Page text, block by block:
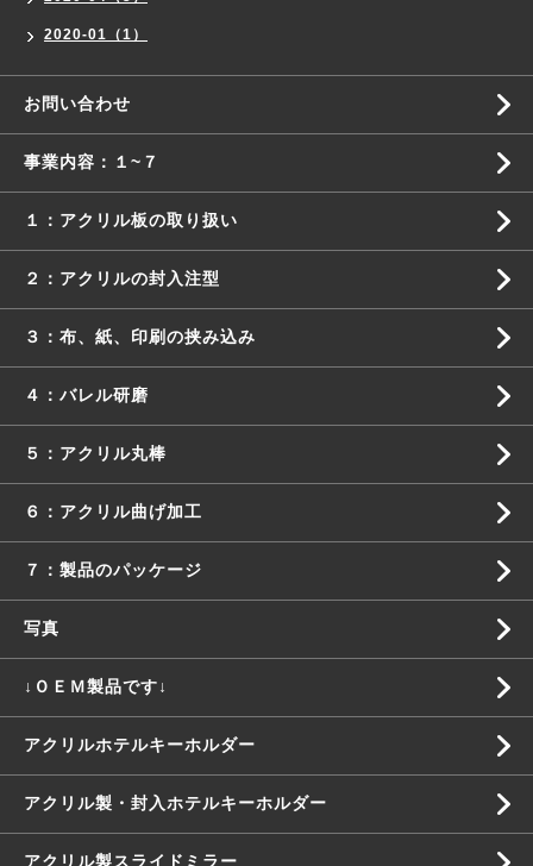
2020-01（1）
お問い合わせ
事業内容：１~７
１：アクリル板の取り扱い
２：アクリルの封入注型
３：布、紙、印刷の挟み込み
４：バレル研磨
５：アクリル丸棒
６：アクリル曲げ加工
７：製品のパッケージ
写真
↓ＯＥＭ製品です↓
アクリルホテルキーホルダー
アクリル製・封入ホテルキーホルダー
アクリル製スライドミラー